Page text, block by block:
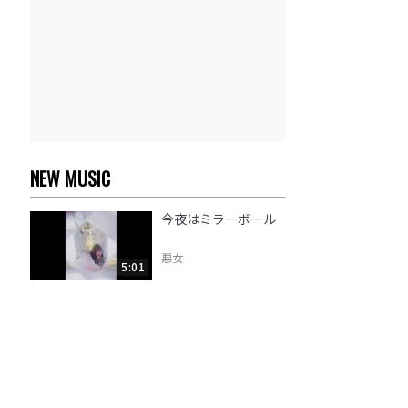
NEW MUSIC
5:01
今夜はミラーボール
悪女